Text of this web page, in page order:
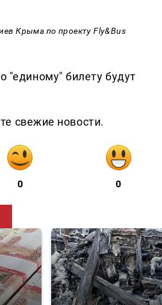
Крыма по проекту Fly&Bus
"единому" билету будут
свежие новости.
0 0